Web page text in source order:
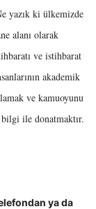
yazık ki ülkemizde
alanı olarak
ve istihbarat
akademik
ve kamuoyunu
ile donatmaktır.
ya da